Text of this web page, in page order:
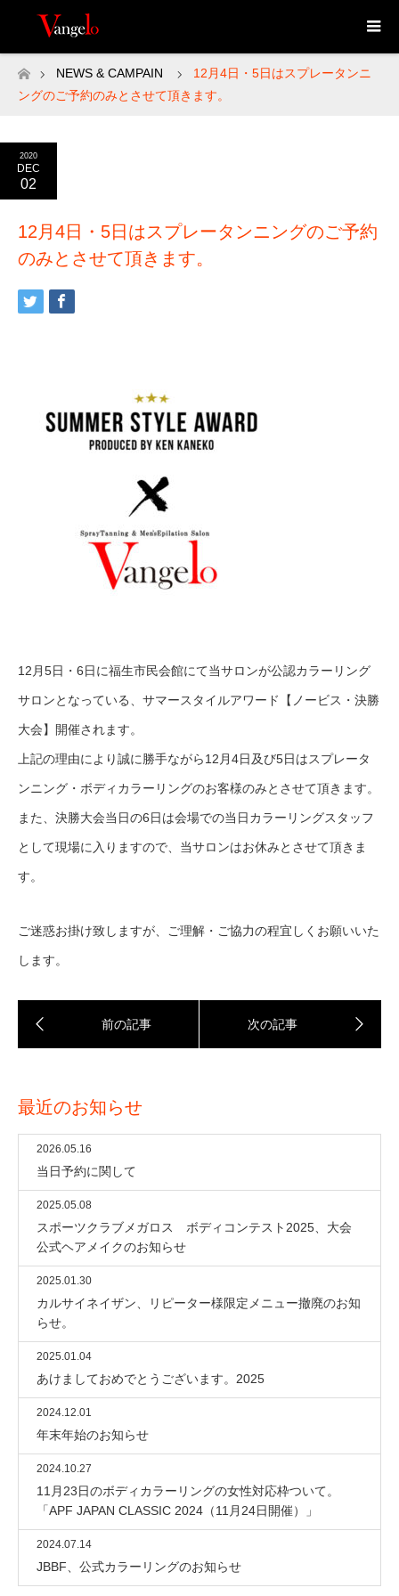
NEWS & CAMPAIN
12月4日・5日はスプレータンニ
ングのご予約のみとさせて頂きます。
2020
DEC
02
12月4日・5日はスプレータンニングのご予約
のみとさせて頂きます。
12月5日・6日に福生市民会館にて当サロンが公認カラーリング
サロンとなっている、サマースタイルアワード【ノービス・決勝
大会】開催されます。
上記の理由により誠に勝手ながら12月4日及び5日はスプレータ
ンニング・ボディカラーリングのお客様のみとさせて頂きます。
また、決勝大会当日の6日は会場での当日カラーリングスタッフ
として現場に入りますので、当サロンはお休みとさせて頂きま
す。
ご迷惑お掛け致しますが、ご理解・ご協力の程宜しくお願いいた
します。
最近のお知らせ
2026.05.16
当日予約に関して
2025.05.08
スポーツクラブメガロス ボディコンテスト2025、大会
公式ヘアメイクのお知らせ
2025.01.30
カルサイネイザン、リピーター様限定メニュー撤廃のお知
らせ。
2025.01.04
あけましておめでとうございます。2025
2024.12.01
年末年始のお知らせ
2024.10.27
11月23日のボディカラーリングの女性対応枠ついて。
「APF JAPAN CLASSIC 2024（11月24日開催）」
2024.07.14
JBBF、公式カラーリングのお知らせ